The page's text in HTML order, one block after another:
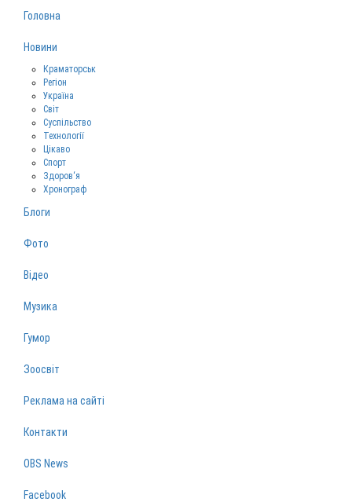
Головна
Новини
Краматорськ
Регіон
Україна
Світ
Суспільство
Технології
Цікаво
Спорт
Здоров‘я
Хронограф
Блоги
Фото
Відео
Музика
Гумор
Зоосвіт
Реклама на сайті
Контакти
OBS News
Facebook